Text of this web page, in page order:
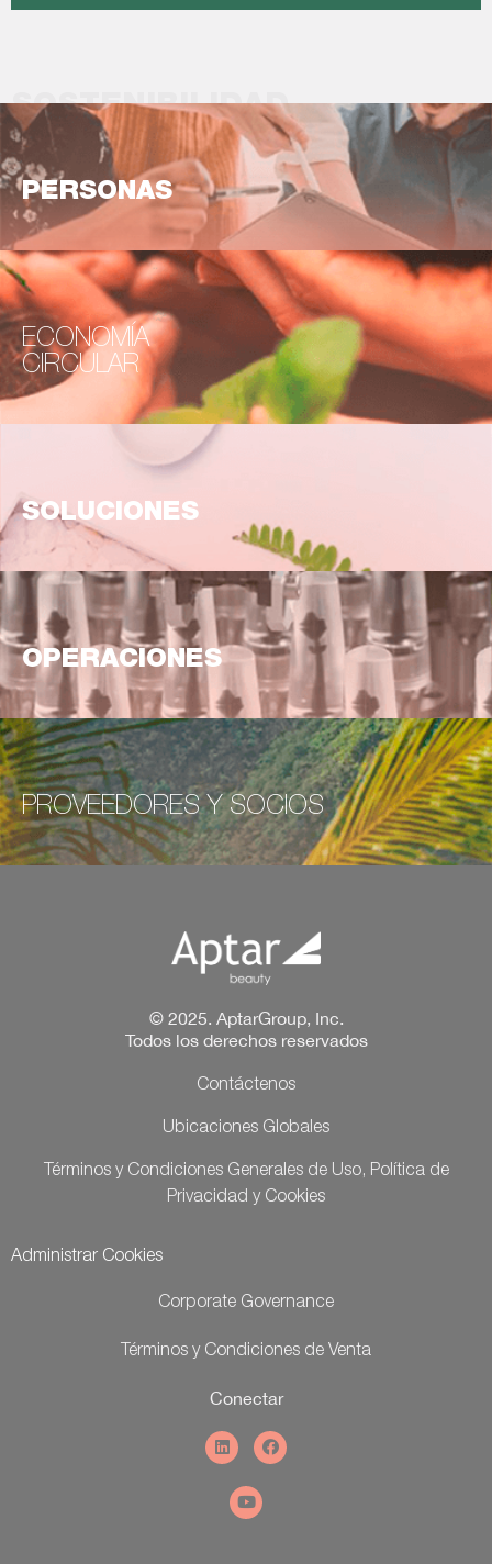
SOSTENIBILIDAD
PERSONAS
ECONOMÍA
CIRCULAR
SOLUCIONES
OPERACIONES
PROVEEDORES Y SOCIOS
© 2025. AptarGroup, Inc.
Todos los derechos reservados
Contáctenos
Ubicaciones Globales
Términos y Condiciones Generales de Uso, Política de
Privacidad y Cookies
Administrar Cookies
Corporate Governance
Términos y Condiciones de Venta
Conectar